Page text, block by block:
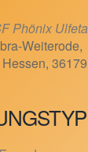
Phönix
Weiterode,
36179